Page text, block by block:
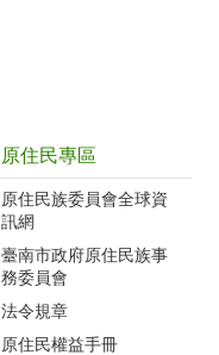
原住民專區
原住民族委員會全球資
訊網
臺南市政府原住民族事
務委員會
法令規章
原住民權益手冊